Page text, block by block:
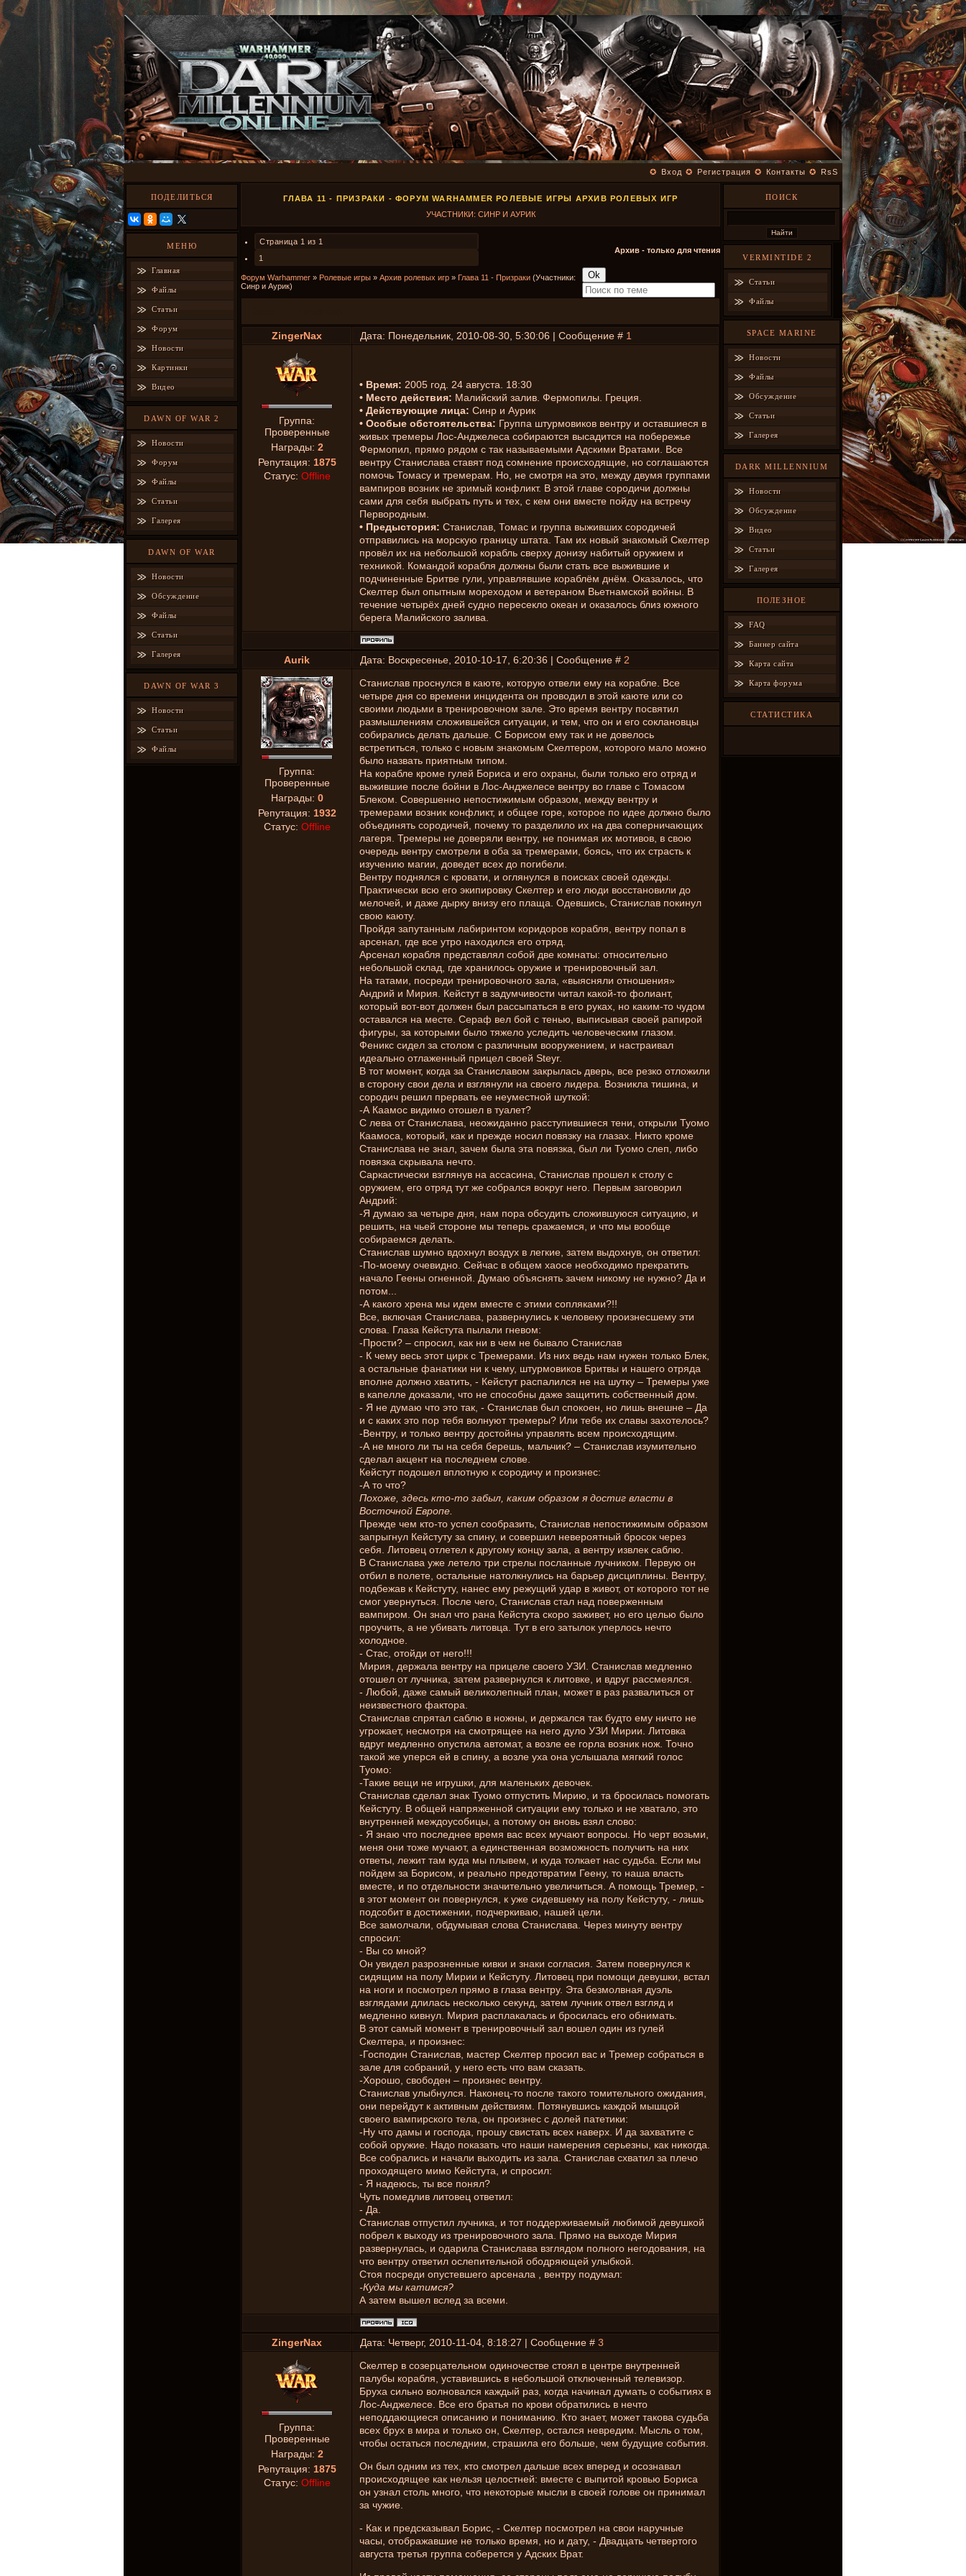
✪ Вход ✪ Регистрация ✪ Контакты ✪ RsS
ПОДЕЛИТЬСЯ
МЕНЮ
Главная
Файлы
Статьи
Форум
Новости
Картинки
Видео
DAWN OF WAR 2
Новости
Форум
Файлы
Статьи
Галерея
DAWN OF WAR
Новости
Обсуждение
Файлы
Статьи
Галерея
DAWN OF WAR 3
Новости
Статьи
Файлы
ГЛАВА 11 - ПРИЗРАКИ - ФОРУМ WARHAMMER РОЛЕВЫЕ ИГРЫ АРХИВ РОЛЕВЫХ ИГР
УЧАСТНИКИ: СИНР И АУРИК
Страница 1 из 1
1
Архив - только для чтения
Форум Warhammer » Ролевые игры » Архив ролевых игр » Глава 11 - Призраки (Участники:
Синр и Аурик)
ZingerNax Дата: Понедельник, 2010-08-30, 5:30:06 | Сообщение # 1
Группа:
Проверенные
Награды: 2
Репутация: 1875
Статус: Offline
• Время: 2005 год. 24 августа. 18:30
• Место действия: Малийский залив. Фермопилы. Греция.
• Действующие лица: Синр и Аурик
• Особые обстоятельства: Группа штурмовиков вентру и оставшиеся в
живых тремеры Лос-Анджелеса собираются высадится на побережье
Фермопил, прямо рядом с так называемыми Адскими Вратами. Все
вентру Станислава ставят под сомнение происходящие, но соглашаются
помочь Томасу и тремерам. Но, не смотря на это, между двумя группами
вампиров возник не зримый конфликт. В этой главе сородичи должны
сами для себя выбрать путь и тех, с кем они вместе пойду на встречу
Первородным.
• Предыстория: Станислав, Томас и группа выживших сородичей
отправились на морскую границу штата. Там их новый знакомый Скелтер
провёл их на небольшой корабль сверху донизу набитый оружием и
техникой. Командой корабля должны были стать все выжившие и
подчиненные Бритве гули, управлявшие кораблём днём. Оказалось, что
Скелтер был опытным мореходом и ветераном Вьетнамской войны. В
течение четырёх дней судно пересекло океан и оказалось близ южного
берега Малийского залива.
Aurik Дата: Воскресенье, 2010-10-17, 6:20:36 | Сообщение # 2
Группа:
Проверенные
Награды: 0
Репутация: 1932
Статус: Offline
Станислав проснулся в каюте, которую отвели ему на корабле. Все
четыре дня со времени инцидента он проводил в этой каюте или со
своими людьми в тренировочном зале. Это время вентру посвятил
размышлениям сложившейся ситуации, и тем, что он и его соклановцы
собирались делать дальше. С Борисом ему так и не довелось
встретиться, только с новым знакомым Скелтером, которого мало можно
было назвать приятным типом.
На корабле кроме гулей Бориса и его охраны, были только его отряд и
выжившие после бойни в Лос-Анджелесе вентру во главе с Томасом
Блеком. Совершенно непостижимым образом, между вентру и
тремерами возник конфликт, и общее горе, которое по идее должно было
объединять сородичей, почему то разделило их на два соперничающих
лагеря. Тремеры не доверяли вентру, не понимая их мотивов, в свою
очередь вентру смотрели в оба за тремерами, боясь, что их страсть к
изучению магии, доведет всех до погибели.
Вентру поднялся с кровати, и оглянулся в поисках своей одежды.
Практически всю его экипировку Скелтер и его люди восстановили до
мелочей, и даже дырку внизу его плаща. Одевшись, Станислав покинул
свою каюту.
Пройдя запутанным лабиринтом коридоров корабля, вентру попал в
арсенал, где все утро находился его отряд.
Арсенал корабля представлял собой две комнаты: относительно
небольшой склад, где хранилось оружие и тренировочный зал.
На татами, посреди тренировочного зала, «выясняли отношения»
Андрий и Мирия. Кейстут в задумчивости читал какой-то фолиант,
который вот-вот должен был рассыпаться в его руках, но каким-то чудом
оставался на месте. Сераф вел бой с тенью, выписывая своей рапирой
фигуры, за которыми было тяжело уследить человеческим глазом.
Феникс сидел за столом с различным вооружением, и настраивал
идеально отлаженный прицел своей Steyr.
В тот момент, когда за Станиславом закрылась дверь, все резко отложили
в сторону свои дела и взглянули на своего лидера. Возникла тишина, и
сородич решил прервать ее неуместной шуткой:
-А Каамос видимо отошел в туалет?
С лева от Станислава, неожиданно расступившиеся тени, открыли Туомо
Каамоса, который, как и прежде носил повязку на глазах. Никто кроме
Станислава не знал, зачем была эта повязка, был ли Туомо слеп, либо
повязка скрывала нечто.
Саркастически взглянув на ассасина, Станислав прошел к столу с
оружием, его отряд тут же собрался вокруг него. Первым заговорил
Андрий:
-Я думаю за четыре дня, нам пора обсудить сложившуюся ситуацию, и
решить, на чьей стороне мы теперь сражаемся, и что мы вообще
собираемся делать.
Станислав шумно вдохнул воздух в легкие, затем выдохнув, он ответил:
-По-моему очевидно. Сейчас в общем хаосе необходимо прекратить
начало Геены огненной. Думаю объяснять зачем никому не нужно? Да и
потом...
-А какого хрена мы идем вместе с этими сопляками?!!
Все, включая Станислава, развернулись к человеку произнесшему эти
слова. Глаза Кейстута пылали гневом:
-Прости? – спросил, как ни в чем не бывало Станислав
- К чему весь этот цирк с Тремерами. Из них ведь нам нужен только Блек,
а остальные фанатики ни к чему, штурмовиков Бритвы и нашего отряда
вполне должно хватить, - Кейстут распалился не на шутку – Тремеры уже
в капелле доказали, что не способны даже защитить собственный дом.
- Я не думаю что это так, - Станислав был спокоен, но лишь внешне – Да
и с каких это пор тебя волнуют тремеры? Или тебе их славы захотелось?
-Вентру, и только вентру достойны управлять всем происходящим.
-А не много ли ты на себя берешь, мальчик? – Станислав изумительно
сделал акцент на последнем слове.
Кейстут подошел вплотную к сородичу и произнес:
-А то что?
Похоже, здесь кто-то забыл, каким образом я достиг власти в
Восточной Европе.
Прежде чем кто-то успел сообразить, Станислав непостижимым образом
запрыгнул Кейстуту за спину, и совершил невероятный бросок через
себя. Литовец отлетел к другому концу зала, а вентру извлек саблю.
В Станислава уже летело три стрелы посланные лучником. Первую он
отбил в полете, остальные натолкнулись на барьер дисциплины. Вентру,
подбежав к Кейстуту, нанес ему режущий удар в живот, от которого тот не
смог увернуться. После чего, Станислав стал над поверженным
вампиром. Он знал что рана Кейстута скоро заживет, но его целью было
проучить, а не убивать литовца. Тут в его затылок уперлось нечто
холодное.
- Стас, отойди от него!!!
Мирия, держала вентру на прицеле своего УЗИ. Станислав медленно
отошел от лучника, затем развернулся к литовке, и вдруг рассмеялся.
- Любой, даже самый великолепный план, может в раз развалиться от
неизвестного фактора.
Станислав спрятал саблю в ножны, и держался так будто ему ничто не
угрожает, несмотря на смотрящее на него дуло УЗИ Мирии. Литовка
вдруг медленно опустила автомат, а возле ее горла возник нож. Точно
такой же уперся ей в спину, а возле уха она услышала мягкий голос
Туомо:
-Такие вещи не игрушки, для маленьких девочек.
Станислав сделал знак Туомо отпустить Мирию, и та бросилась помогать
Кейстуту. В общей напряженной ситуации ему только и не хватало, это
внутренней междоусобицы, а потому он вновь взял слово:
- Я знаю что последнее время вас всех мучают вопросы. Но черт возьми,
меня они тоже мучают, а единственная возможность получить на них
ответы, лежит там куда мы плывем, и куда толкает нас судьба. Если мы
пойдем за Борисом, и реально предотвратим Геену, то наша власть
вместе, и по отдельности значительно увеличиться. А помощь Тремер, -
в этот момент он повернулся, к уже сидевшему на полу Кейстуту, - лишь
подсобит в достижении, подчеркиваю, нашей цели.
Все замолчали, обдумывая слова Станислава. Через минуту вентру
спросил:
- Вы со мной?
Он увидел разрозненные кивки и знаки согласия. Затем повернулся к
сидящим на полу Мирии и Кейстуту. Литовец при помощи девушки, встал
на ноги и посмотрел прямо в глаза вентру. Эта безмолвная дуэль
взглядами длилась несколько секунд, затем лучник отвел взгляд и
медленно кивнул. Мирия расплакалась и бросилась его обнимать.
В этот самый момент в тренировочный зал вошел один из гулей
Скелтера, и произнес:
-Господин Станислав, мастер Скелтер просил вас и Тремер собраться в
зале для собраний, у него есть что вам сказать.
-Хорошо, свободен – произнес вентру.
Станислав улыбнулся. Наконец-то после такого томительного ожидания,
они перейдут к активным действиям. Потянувшись каждой мышцой
своего вампирского тела, он произнес с долей патетики:
-Ну что дамы и господа, прошу свистать всех наверх. И да захватите с
собой оружие. Надо показать что наши намерения серьезны, как никогда.
Все собрались и начали выходить из зала. Станислав схватил за плечо
проходящего мимо Кейстута, и спросил:
- Я надеюсь, ты все понял?
Чуть помедлив литовец ответил:
- Да.
Станислав отпустил лучника, и тот поддерживаемый любимой девушкой
побрел к выходу из тренировочного зала. Прямо на выходе Мирия
развернулась, и одарила Станислава взглядом полного негодования, на
что вентру ответил ослепительной ободряющей улыбкой.
Стоя посреди опустевшего арсенала , вентру подумал:
-Куда мы катимся?
А затем вышел вслед за всеми.
ZingerNax Дата: Четверг, 2010-11-04, 8:18:27 | Сообщение # 3
Группа:
Проверенные
Награды: 2
Репутация: 1875
Статус: Offline
Скелтер в созерцательном одиночестве стоял в центре внутренней
палубы корабля, уставившись в небольшой отключенный телевизор.
Бруха сильно волновался каждый раз, когда начинал думать о событиях в
Лос-Анджелесе. Все его братья по крови обратились в нечто
неподдающиеся описанию и пониманию. Кто знает, может такова судьба
всех брух в мира и только он, Скелтер, остался невредим. Мысль о том,
чтобы остаться последним, страшила его больше, чем будущие события.
Он был одним из тех, кто смотрел дальше всех вперед и осознавал
происходящее как нельзя целостней: вместе с выпитой кровью Бориса
он узнал столь много, что некоторые мысли в своей голове он принимал
за чужие.
- Как и предсказывал Борис, - Скелтер посмотрел на свои наручные
часы, отображавшие не только время, но и дату, - Двадцать четвертого
августа третья группа соберется у Адских Врат.
ПОИСК
VERMINTIDE 2
Статьи
Файлы
SPACE MARINE
Новости
Файлы
Обсуждение
Статьи
Галерея
DARK MILLENNIUM
Новости
Обсуждение
Видео
Статьи
Галерея
ПОЛЕЗНОЕ
FAQ
Баннер сайта
Карта сайта
Карта форума
СТАТИСТИКА